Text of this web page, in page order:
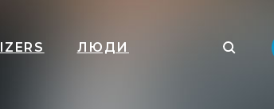
ЛЮДИ